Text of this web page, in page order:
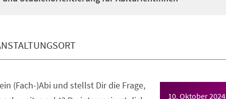
10. Oktober 2024
(Fach-)Abi und stellst Dir die Frage,